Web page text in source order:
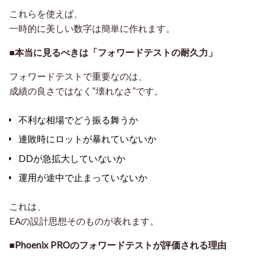
これらを使えば、
一時的に美しい数字は簡単に作れます。
■本当に見るべきは「フォワードテストの耐久力」
フォワードテストで重要なのは、
成績の良さではなく“壊れなさ”です。
不利な相場でどう振る舞うか
連敗時にロットが暴れていないか
DDが急拡大していないか
運用が途中で止まっていないか
これは、
EAの設計思想そのものが表れます。
■Phoenix PROのフォワードテストが評価される理由